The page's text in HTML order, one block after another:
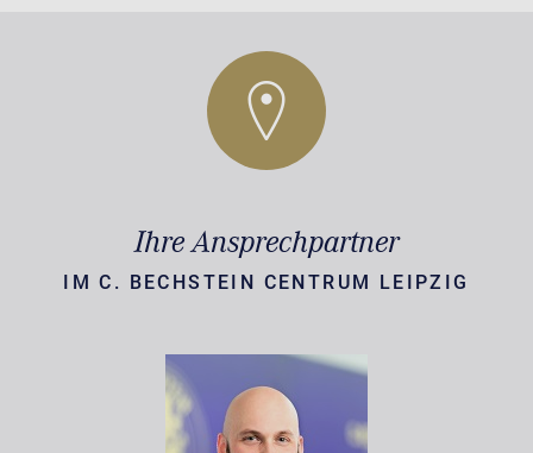
Ihre Ansprechpartner
IM C. BECHSTEIN CENTRUM LEIPZIG